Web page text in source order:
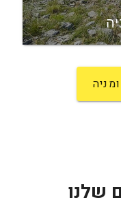
שלנו